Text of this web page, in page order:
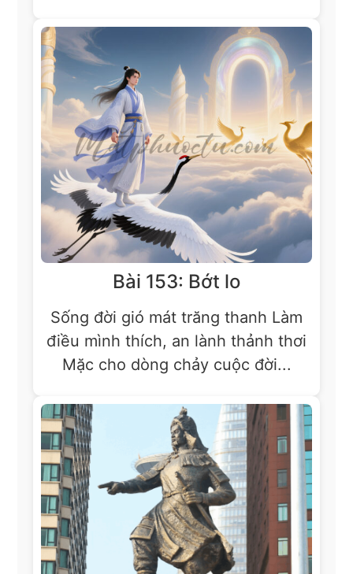
Bài 153: Bớt lo
Sống đời gió mát trăng thanh Làm
điều mình thích, an lành thảnh thơi
Mặc cho dòng chảy cuộc đời...